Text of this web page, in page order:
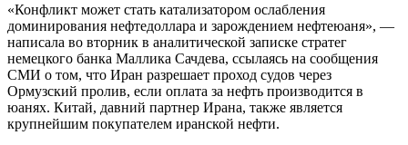
«Конфликт может стать катализатором ослабления
доминирования нефтедоллара и зарождением нефтеюаня», —
написала во вторник в аналитической записке стратег
немецкого банка Маллика Сачдева, ссылаясь на сообщения
СМИ о том, что Иран разрешает проход судов через
Ормузский пролив, если оплата за нефть производится в
юанях. Китай, давний партнер Ирана, также является
крупнейшим покупателем иранской нефти.